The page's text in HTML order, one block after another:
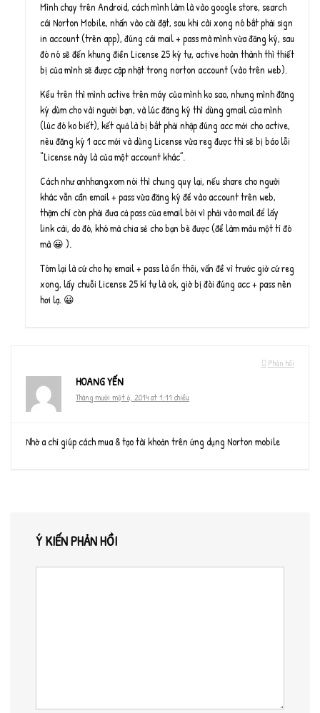
Mình chạy trên Android, cách mình làm là vào google store, search
cái Norton Mobile, nhấn vào cài đặt, sau khi cài xong nó bắt phải sign
in account (trên app), đúng cái mail + pass mà mình vừa đăng ký, sau
đó nó sẽ đến khung điền License 25 ký tự, active hoàn thành thì thiết
bị của mình sẽ được cập nhật trong norton account (vào trên web).
Kểu trên thì mình active trên máy của mình ko sao, nhưng mình đăng
ký dùm cho vài người bạn, và lúc đăng ký thì dùng gmail của mình
(lúc đó ko biết), kết quả là bị bắt phải nhập đúng acc mới cho active,
nêu đăng ký 1 acc mới và dùng License vừa reg được thì sẽ bị báo lỗi
“License này là của một account khác”.
Cách như anhhangxom nói thì chung quy lại, nếu share cho người
khác vẫn cần email + pass vừa đăng ký để vào account trên web,
thậm chí còn phải đưa cả pass của email bởi vì phải vào mail để lấy
link cài, do đó, khó mà chia sẻ cho bạn bè được (để làm màu một tí đó
mà 😀 ).
Tóm lại là cứ cho họ email + pass là ổn thôi, vấn đề vì trước giờ cứ reg
xong, lấy chuỗi License 25 kí tự là ok, giờ bị đòi đúng acc + pass nên
hơi lạ. 😀
Phản hồi
HOANG YẾN
Tháng mười một 6, 2014 at 1:11 chiều
Nhờ a chỉ giúp cách mua & tạo tài khoản trên ứng dụng Norton mobile
Ý KIẾN PHẢN HỒI